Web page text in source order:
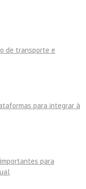
de transporte e
para integrar à
para